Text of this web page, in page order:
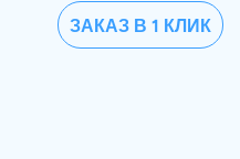
ЗАКАЗ В 1 КЛИК